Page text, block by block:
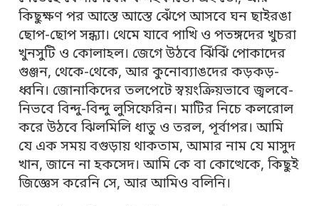
কিছুক্ষণ পর আস্তে আস্তে ঝেঁপে আসবে ঘন ছাইরঙা
ছোপ-ছোপ সন্ধ্যা। থেমে যাবে পাখি ও পতঙ্গদের খুচরা
খুনসুটি ও কোলাহল। জেগে উঠবে ঝিঁঝিঁ পোকাদের
গুঞ্জন, থেকে-থেকে, আর কুনোব্যাঙদের কড়কড়-
ধ্বনি। জোনাকিদের তলপেটে স্বয়ংক্রিয়ভাবে জ্বলবে-
নিভবে বিন্দু-বিন্দু লুসিফেরিন। মাটির নিচে কলরোল
করে উঠবে ঝিলমিলি ধাতু ও তরল, পূর্বাপর। আমি
যে এক সময় বগুড়ায় থাকতাম, আমার নাম যে মাসুদ
খান, জানে না হকসেদ। আমি কে বা কোত্থেকে, কিছুই
জিজ্ঞেস করেনি সে, আর আমিও বলিনি।